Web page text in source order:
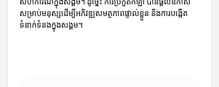
សម្រាប់មនុស្សដើម្បីអភិវឌ្ឍសមត្ថភាពផ្ទាល់ខ្លួន និងការបង្កើត
ទំនាក់ទំនងក្នុងសង្គម។